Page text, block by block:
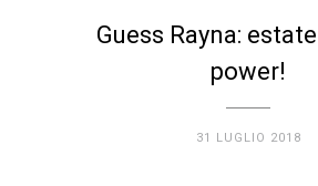
Guess Rayna:
power!
31 LUGLIO 2018